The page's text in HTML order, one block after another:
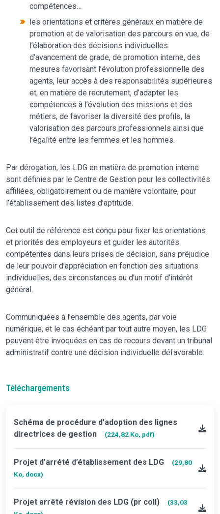
compétences…
les orientations et critères généraux en matière de
promotion et de valorisation des parcours en vue, de
l’élaboration des décisions individuelles
d’avancement de grade, de promotion interne, des
mesures favorisant l’évolution professionnelle des
agents, leur accès à des responsabilités supérieures
et, en matière de recrutement, d’adapter les
compétences à l’évolution des missions et des
métiers, de favoriser la diversité des profils, la
valorisation des parcours professionnels ainsi que
l’égalité entre les femmes et les hommes.
Par dérogation, les LDG en matière de promotion interne
sont définies par le Centre de Gestion pour les collectivités
affiliées, obligatoirement ou de manière volontaire, pour
l’établissement des listes d’aptitude.
Cet outil de référence est conçu pour fixer les orientations
et priorités des employeurs et guider les autorités
compétentes dans leurs prises de décision, sans préjudice
de leur pouvoir d’appréciation en fonction des situations
individuelles, des circonstances ou d’un motif d’intérêt
général.
Communiquées à l’ensemble des agents, par voie
numérique, et le cas échéant par tout autre moyen, les LDG
peuvent être invoquées en cas de recours devant un tribunal
administratif contre une décision individuelle défavorable.
Téléchargements
Schéma de procédure d’adoption des lignes
directrices de gestion
(224,82 Ko, pdf)
Projet d’arrété d’établissement des LDG
(29,80
Ko, docx)
Projet arrêté révision des LDG (pr coll)
(33,03